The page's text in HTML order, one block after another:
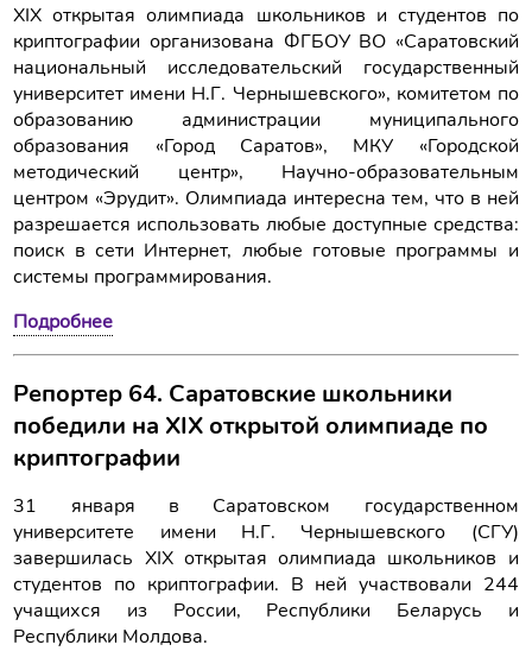
XIX открытая олимпиада школьников и студентов по
криптографии организована ФГБОУ ВО «Саратовский
национальный исследовательский государственный
университет имени Н.Г. Чернышевского», комитетом по
образованию администрации муниципального
образования «Город Саратов», МКУ «Городской
методический центр», Научно-образовательным
центром «Эрудит». Олимпиада интересна тем, что в ней
разрешается использовать любые доступные средства:
поиск в сети Интернет, любые готовые программы и
системы программирования.
Подробнее
Репортер 64. Саратовские школьники
победили на XIX открытой олимпиаде по
криптографии
31 января в Саратовском государственном
университете имени Н.Г. Чернышевского (СГУ)
завершилась XIX открытая олимпиада школьников и
студентов по криптографии. В ней участвовали 244
учащихся из России, Республики Беларусь и
Республики Молдова.